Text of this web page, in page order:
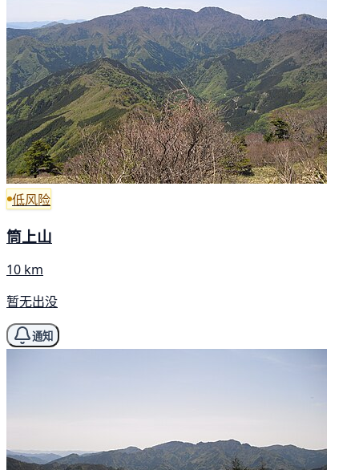
低风险
筒上山
10 km
暂无出没
通知